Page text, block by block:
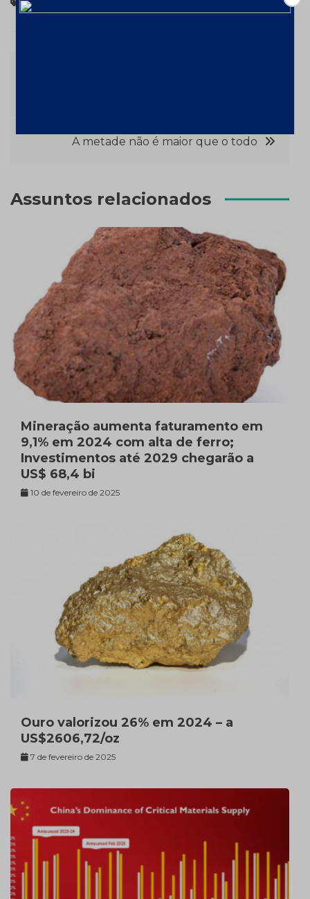
Processos
A metade não é maior que o todo
Assuntos relacionados
Mineração aumenta faturamento em
9,1% em 2024 com alta de ferro;
Investimentos até 2029 chegarão a
US$ 68,4 bi
10 de fevereiro de 2025
Ouro valorizou 26% em 2024 – a
US$2606,72/oz
7 de fevereiro de 2025